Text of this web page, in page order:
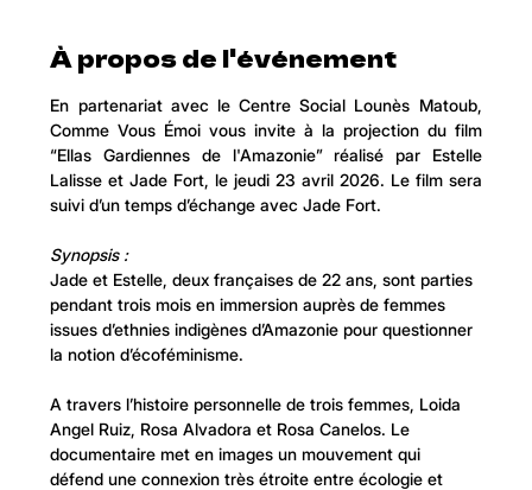
À propos de l'événement
En partenariat avec le Centre Social Lounès Matoub,
Comme Vous Émoi vous invite à la projection du film
“Ellas Gardiennes de l'Amazonie” réalisé par Estelle
Lalisse et Jade Fort, le jeudi 23 avril 2026. Le film sera
suivi d’un temps d’échange avec Jade Fort.
Synopsis :
Jade et Estelle, deux françaises de 22 ans, sont parties
pendant trois mois en immersion auprès de femmes
issues d’ethnies indigènes d’Amazonie pour questionner
la notion d’écoféminisme.
A travers l’histoire personnelle de trois femmes, Loida
Angel Ruiz, Rosa Alvadora et Rosa Canelos. Le
documentaire met en images un mouvement qui
défend une connexion très étroite entre écologie et